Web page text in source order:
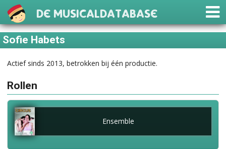
De Musicaldatabase
Sofie Habets
Actief sinds 2013, betrokken bij één productie.
Rollen
Ensemble